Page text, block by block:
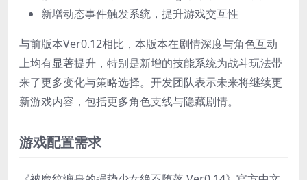
新增动态事件触发系统，提升游戏交互性
与前版本Ver0.12相比，本版本在剧情深度与角色互动
上均有显著提升，特别是新增的技能系统为战斗玩法带
来了更多变化与策略选择。开发团队表示未来将继续更
新游戏内容，包括更多角色支线与隐藏剧情。
游戏配置需求